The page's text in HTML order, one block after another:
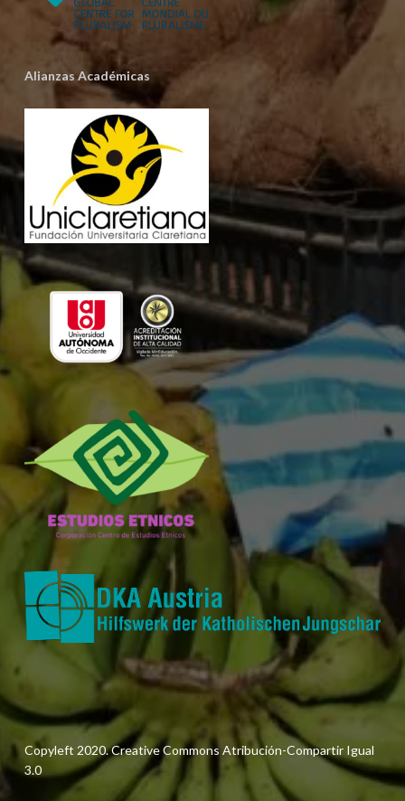
Alianzas Académicas
Copyleft 2020. Creative Commons Atribución-Compartir Igual
3.0